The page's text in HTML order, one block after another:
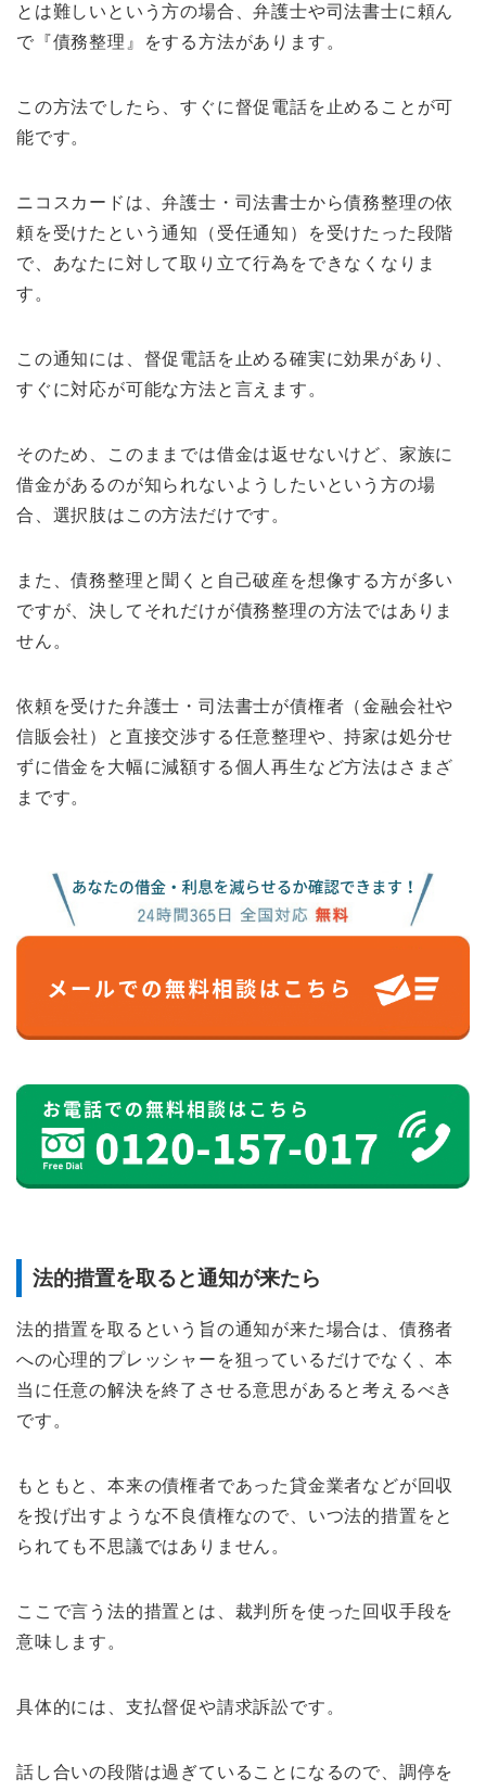
とは難しいという方の場合、弁護士や司法書士に頼ん
で『債務整理』をする方法があります。
この方法でしたら、すぐに督促電話を止めることが可
能です。
ニコスカードは、弁護士・司法書士から債務整理の依
頼を受けたという通知（受任通知）を受けたった段階
で、あなたに対して取り立て行為をできなくなりま
す。
この通知には、督促電話を止める確実に効果があり、
すぐに対応が可能な方法と言えます。
そのため、このままでは借金は返せないけど、家族に
借金があるのが知られないようしたいという方の場
合、選択肢はこの方法だけです。
また、債務整理と聞くと自己破産を想像する方が多い
ですが、決してそれだけが債務整理の方法ではありま
せん。
依頼を受けた弁護士・司法書士が債権者（金融会社や
信販会社）と直接交渉する任意整理や、持家は処分せ
ずに借金を大幅に減額する個人再生など方法はさまざ
まです。
法的措置を取ると通知が来たら
法的措置を取るという旨の通知が来た場合は、債務者
への心理的プレッシャーを狙っているだけでなく、本
当に任意の解決を終了させる意思があると考えるべき
です。
もともと、本来の債権者であった貸金業者などが回収
を投げ出すような不良債権なので、いつ法的措置をと
られても不思議ではありません。
ここで言う法的措置とは、裁判所を使った回収手段を
意味します。
具体的には、支払督促や請求訴訟です。
話し合いの段階は過ぎていることになるので、調停を